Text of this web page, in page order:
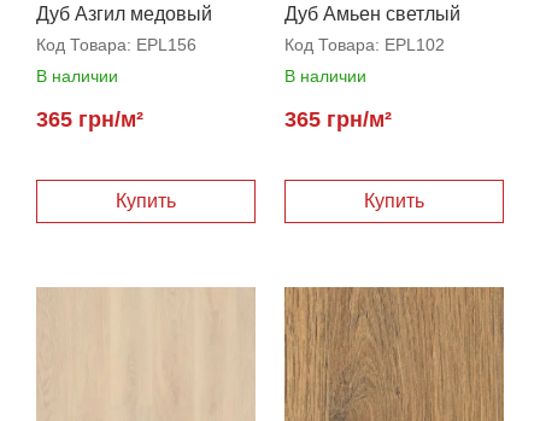
Дуб Азгил медовый
Код Товара: EPL156
В наличии
365 грн/м²
Дуб Амьен светлый
Код Товара: EPL102
В наличии
365 грн/м²